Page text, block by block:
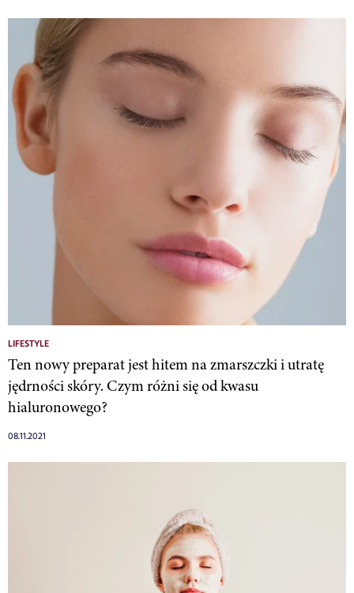
LIFESTYLE
Ten nowy preparat jest hitem na zmarszczki i utratę
jędrności skóry. Czym różni się od kwasu
hialuronowego?
08.11.2021